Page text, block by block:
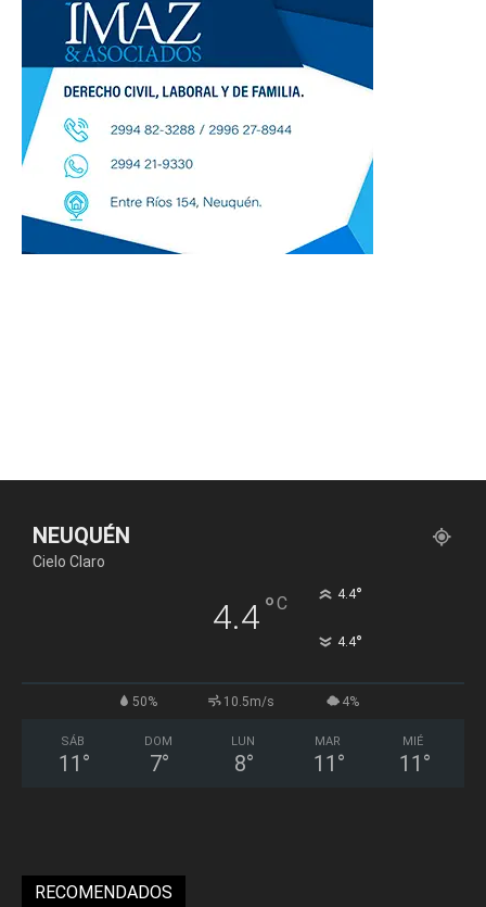
NEUQUÉN
Cielo Claro
4.4°C 4.4°
4.4°
50% 10.5m/s 4%
SÁB
11 °
DOM
7°
LUN
8°
MAR
11 °
MIÉ
11 °
RECOMENDADOS